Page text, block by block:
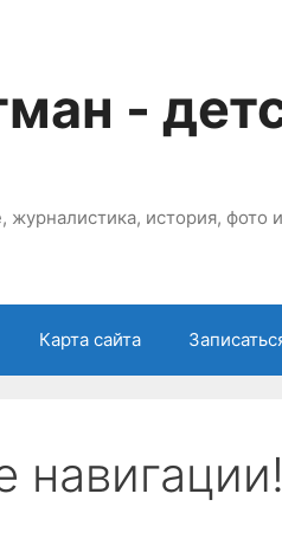
-
история, фото
Карта сайта
навигации!